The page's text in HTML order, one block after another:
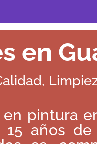
en
pintura
años